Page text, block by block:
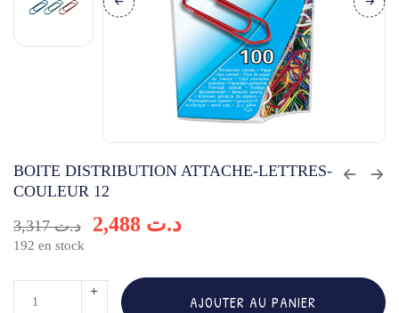
BOITE DISTRIBUTION ATTACHE-LETTRES-
COULEUR 12
د.ت3,317 د.ت
192 en stock
AJOUTER AU PANIER